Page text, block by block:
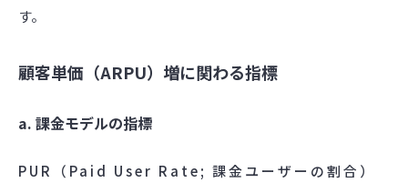
す。
顧客単価（ARPU）増に関わる指標
a. 課金モデルの指標
PUR（Paid User Rate; 課金ユーザーの割合）